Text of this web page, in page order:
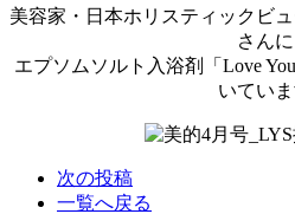
美容家・日本ホリスティックビ
さんに
エプソムソルト入浴剤「Love
いてい
次の投稿
一覧へ戻る